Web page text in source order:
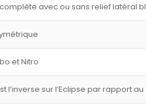
avec ou sans relief latéral
et Nitro
l’inverse sur l’Eclipse par rapport au